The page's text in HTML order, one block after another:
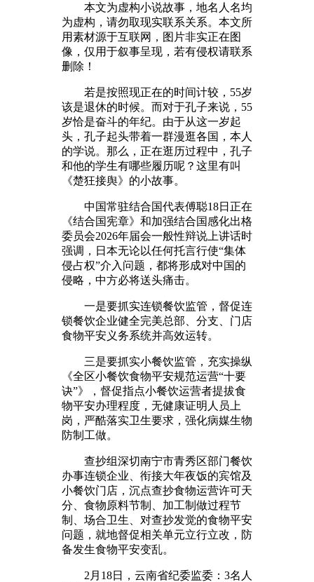
本文为虚构小说故事，地名人名均
为虚构，请勿取现实联系关系。本文所
用素材源于互联网，图片非实正在图
像，仅用于叙事呈现，若有侵权请联系
删除！
若是按照现正在的时间计较，55岁
该是退休的时候。而对于孔子来说，55
岁恰是奋斗的年纪。由于从这一岁起
头，孔子起头带着一群漫逛各国，本人
的学说。那么，正在逛历过程中，孔子
和他的学生有哪些履历呢？这里有叫
《楚狂接舆》的小故事。
中国常驻结合国代表傅聪18日正在
《结合国宪章》和加强结合国感化出格
委员会2026年届会一般性辩说上讲话时
强调，日本无论以任何托言行使“集体
侵占权”介入问题，都将形成对中国的
侵略，中方必将送头痛击。
一是要抓实连锁餐饮监管，督促连
锁餐饮企业健全完美总部、分支、门店
食物平安义务系统并高效运转。
三是要抓实小餐饮监管，充实操纵
《全区小餐饮食物平安规范运营“十要
诀”》，督促指点小餐饮运营者提拔食
物平安办理程度，无健康证明人员上
岗，严酷落实卫生要求，强化病媒生物
防制工做。
查抄组深切南宁市青秀区部门餐饮
办事连锁企业、衔接大年夜饭的宾馆及
小餐饮门店，沉点查抄食物运营许可天
分、食物原料节制、加工制做过程节
制、场合卫生、对查抄发觉的食物平安
问题，就地督促相关单元立行立改，防
备发生食物平安变乱。
2月18日，云南省纪委监委：3名人